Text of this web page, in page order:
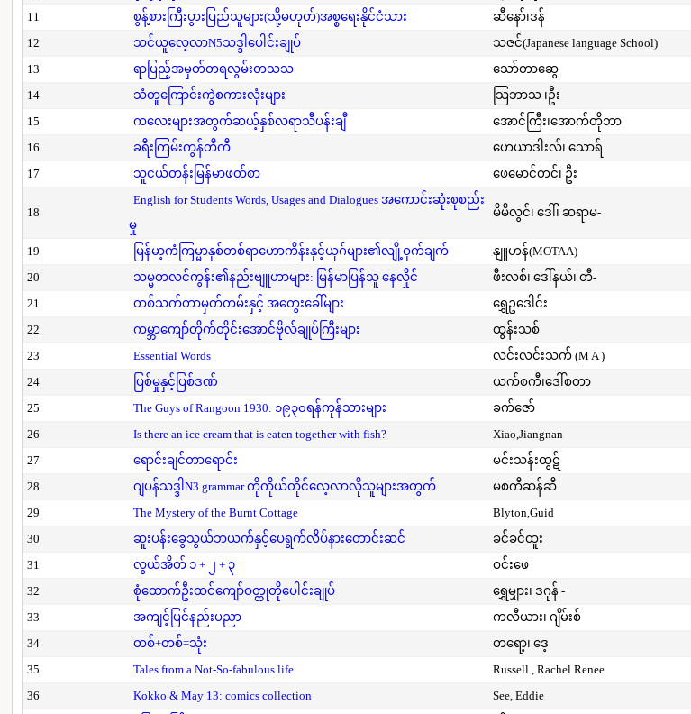
11
စွန့်စားကြီးပွားပြည်သူများ(သို့မဟုတ်)အစ္စရေးနိုင်ငံသား ဆီနော်၊ဒန်
12
သင်ယူလေ့လာN5သဒ္ဒါပေါင်းချုပ် သဇင်(Japanese language School)
13
ရာပြည့်အမှတ်တရလွမ်းတသသ သော်တာဆွေ
14
သံတူကြောင်းကွဲစကားလုံးများ သြဘာသ ၊ဦး
15
ကလေးများအတွက်ဆယ့်နှစ်လရာသီပန်းချီ အောင်ကြီး၊အောက်တိုဘာ
16
ခရီးကြမ်းကွန်တီကီ ဟေယာဒါးလ်၊ သောရ်
17
သူငယ်တန်းမြန်မာဖတ်စာ ဖေမောင်တင်၊ ဦး
18
English for Students Words, Usages and Dialogues အကောင်းဆုံးစုစည်း
မှု
မိမိလွင်၊ ဒေါ်၊ ဆရာမ-
19 မြန်မာ့ကံကြမ္မာနှစ်တစ်ရာဟောကိန်းနှင့်ယုဂ်များ၏လျို့ဝှက်ချက် နျူဟန်(MOTAA)
20
သမ္မတလင်ကွန်း၏နည်းဗျူဟာများ: မြန်မာပြန်သူ နေလှိုင် ဖီးလစ်၊ ဒေါ်နယ်၊ တီ-
21
တစ်သက်တာမှတ်တမ်းနှင့် အတွေးခေါ်များ ရွှေဥဒေါင်း
22
ကမ္ဘာကျော်တိုက်တိုင်းအောင်ဗိုလ်ချုပ်ကြီးများ ထွန်းသစ်
23
Essential Words လင်းလင်းသက် (M A )
24
ပြစ်မှုနှင့်ပြစ်ဒဏ် ယက်စကီ၊ဒေါ်စတာ
25
The Guys of Rangoon 1930: ၁၉၃၀ရန်ကုန်သားများ ခက်ဇော်
26
Is there an ice cream that is eaten together with fish? Xiao,Jiangnan
27
ရောင်းချင်တာရောင်း မင်းသန်းထွဋ်
28
ဂျပန်သဒ္ဒါN3 grammar ကိုကိုယ်တိုင်လေ့လာလိုသူများအတွက် မစကီဆန်ဆီ
29
The Mystery of the Burnt Cottage Blyton,Guid
30
ဆူးပန်းခွေသွယ်ဘယက်နှင့်ပေရွက်လိပ်နားတောင်းဆင် ခင်ခင်ထူး
31
လွယ်အိတ် ၁ + ၂ + ၃ ဝင်းဖေ
32
စုံထောက်ဦးထင်ကျော်ဝတ္ထုတိုပေါင်းချုပ် ရွှေမျှား၊ ဒဂုန် -
33
အကျင့်ပြင်နည်းပညာ ကလီယား၊ ဂျိမ်းစ်
34
တစ်+တစ်=သုံး တရော့၊ ဒေ့
35
Tales from a Not-So-fabulous life Russell , Rachel Renee
36
Kokko & May 13: comics collection See, Eddie